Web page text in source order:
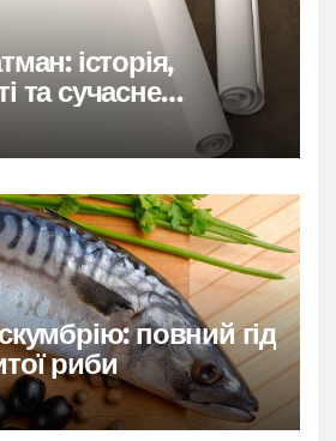
історія,
та сучасне
повний гід
риби